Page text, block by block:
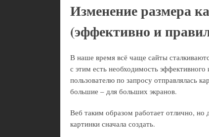
Изменение размера
(эффективно и
В наше время всё чаще сайты
с этим есть необходимость
пользователю по запросу отправлялась
большие – для больших экранов.
Веб таким образом работает отлично, но
картинки сначала создать.